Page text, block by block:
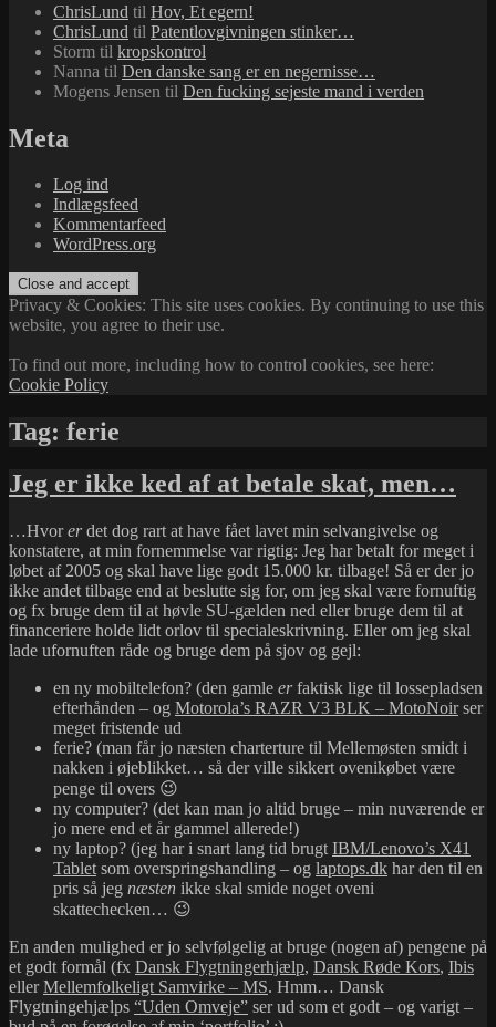
ChrisLund til Hov, Et egern!
ChrisLund til Patentlovgivningen stinker…
Storm til kropskontrol
Nanna til Den danske sang er en negernisse…
Mogens Jensen til Den fucking sejeste mand i verden
Meta
Log ind
Indlægsfeed
Kommentarfeed
WordPress.org
Privacy & Cookies: This site uses cookies. By continuing to use this
website, you agree to their use.
To find out more, including how to control cookies, see here:
Cookie Policy
Tag: ferie
Jeg er ikke ked af at betale skat, men…
…Hvorerdet dog rart at have fået lavet min selvangivelse og
konstatere, at min fornemmelse var rigtig: Jeg har betalt for meget i
løbet af 2005 og skal have lige godt 15.000 kr. tilbage! Så er der jo
ikke andet tilbage end at beslutte sig for, om jeg skal være fornuftig
og fx bruge dem til at høvle SU-gælden ned eller bruge dem til at
financeriere holde lidt orlov til specialeskrivning. Eller om jeg skal
lade ufornuften råde og bruge dem på sjov og gejl:
en ny mobiltelefon? (den gamle erfaktisk lige til lossepladsen
efterhånden – og Motorola’s RAZR V3 BLK – MotoNoirser
meget fristende ud
ferie? (man får jo næsten charterture til Mellemøsten smidt i
nakken i øjeblikket… så der ville sikkert ovenikøbet være
penge til overs 😉
ny computer? (det kan man jo altid bruge – min nuværende er
jo mere end et år gammel allerede!)
ny laptop? (jeg har i snart lang tid brugt IBM/Lenovo’s X41
Tablet som overspringshandling – og laptops.dk har den til en
pris så jeg næsten ikke skal smide noget oveni
skattechecken… 😉
En anden mulighed er jo selvfølgelig at bruge (nogen af) pengene på
et godt formål (fx Dansk Flygtningerhjælp, Dansk Røde Kors, Ibis
ellerMellemfolkeligt Samvirke – MS. Hmm… Dansk
Flygtningehjælps “Uden Omveje” ser ud som et godt – og varigt –